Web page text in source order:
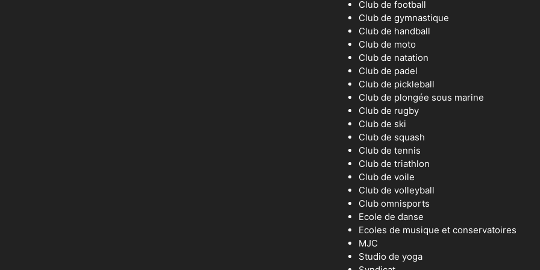
Club de football
Club de gymnastique
Club de handball
Club de moto
Club de natation
Club de padel
Club de pickleball
Club de plongée sous marine
Club de rugby
Club de ski
Club de squash
Club de tennis
Club de triathlon
Club de voile
Club de volleyball
Club omnisports
Ecole de danse
Ecoles de musique et conservatoires
MJC
Studio de yoga